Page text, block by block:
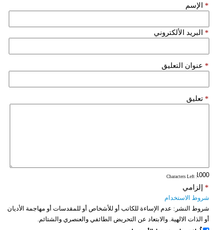
الإسم *
البريد الألكتروني *
عنوان التعليق *
تعليق *
: Characters Left
إلزامي *
شروط الاستخدام
شروط النشر: عدم الإساءة للكاتب أو للأشخاص أو للمقدسات أو مهاجمة الأديان
أو الذات الالهية. والابتعاد عن التحريض الطائفي والعنصري والشتائم.